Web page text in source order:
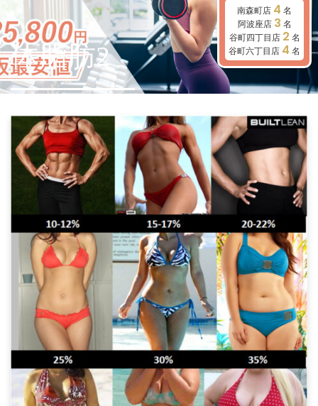
南森町店 4 名
阿波座店 3 名
谷町四丁目店 2 名
谷町六丁目店 4 名
体脂肪2